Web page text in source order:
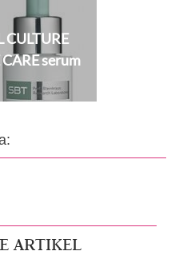
CULTURE
CARE serum
ARTIKEL